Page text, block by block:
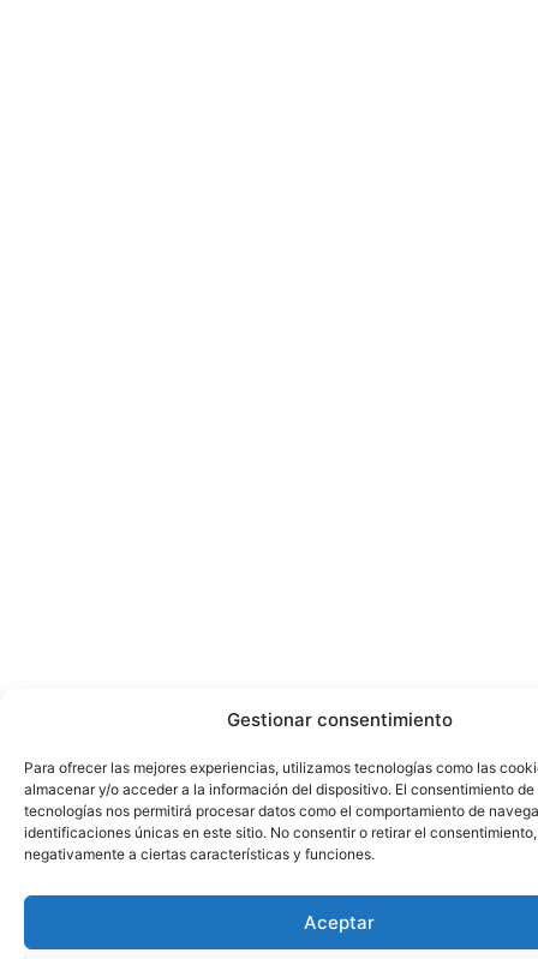
Gestionar consentimiento
Para ofrecer las mejores experiencias, utilizamos tecnologías como las
almacenar y/o acceder a la información del dispositivo. El consentimiento de
tecnologías nos permitirá procesar datos como el comportamiento de
identificaciones únicas en este sitio. No consentir o retirar el
negativamente a ciertas características y funciones.
Aceptar